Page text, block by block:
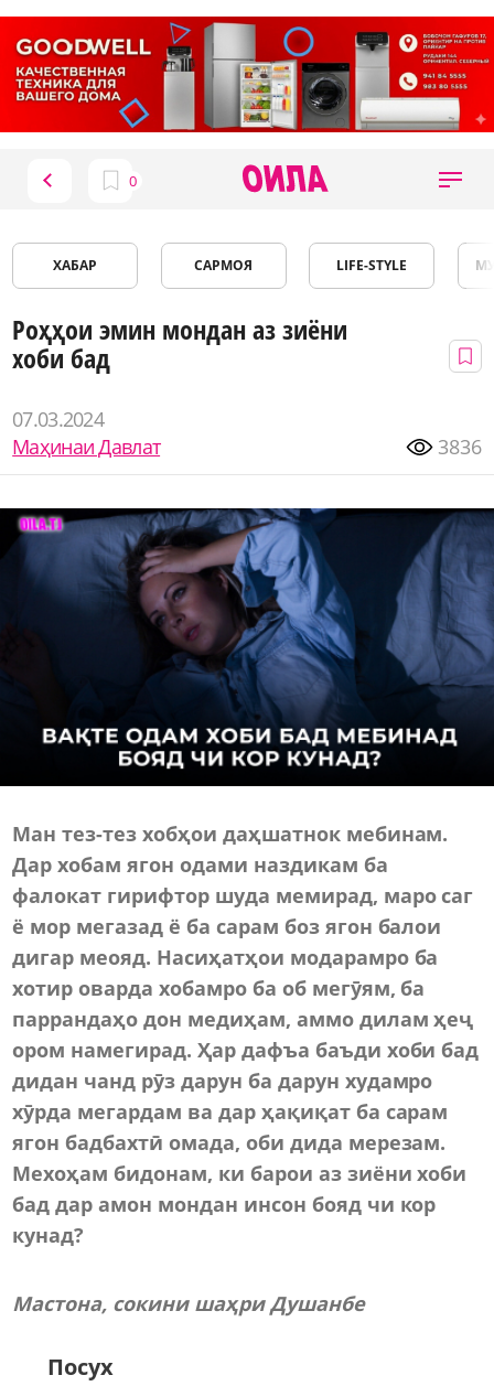
ХАБАР САРМОЯ LIFE-STYLE
Роҳҳои эмин мондан аз зиёни
хоби бад
07.03.2024
Маҳинаи Давлат
3836
Ман тез-тез хобҳои даҳшатнок мебинам.
Дар хобам ягон одами наздикам ба
фалокат гирифтор шуда мемирад, маро саг
ё мор мегазад ё ба сарам боз ягон балои
дигар меояд. Насиҳатҳои модарамро ба
хотир оварда хобамро ба об мегӯям, ба
паррандаҳо дон медиҳам, аммо дилам ҳеҷ
ором намегирад. Ҳар дафъа баъди хоби бад
дидан чанд рӯз дарун ба дарун худамро
хӯрда мегардам ва дар ҳақиқат ба сарам
ягон бадбахтӣ омада, оби дида мерезам.
Мехоҳам бидонам, ки барои аз зиёни хоби
бад дар амон мондан инсон бояд чи кор
кунад?
Мастона, сокини шаҳри Душанбе
Посух